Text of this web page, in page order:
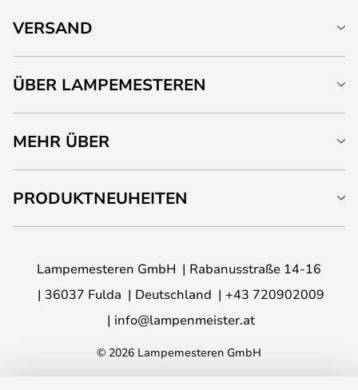
VERSAND
ÜBER LAMPEMESTEREN
MEHR ÜBER
PRODUKTNEUHEITEN
Lampemesteren GmbH
Rabanusstraße 14-16
36037 Fulda
Deutschland
+43 720902009
info@lampenmeister.at
© 2026 Lampemesteren GmbH